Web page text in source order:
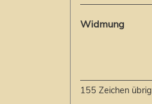
Widmung
155 Zeichen übrig